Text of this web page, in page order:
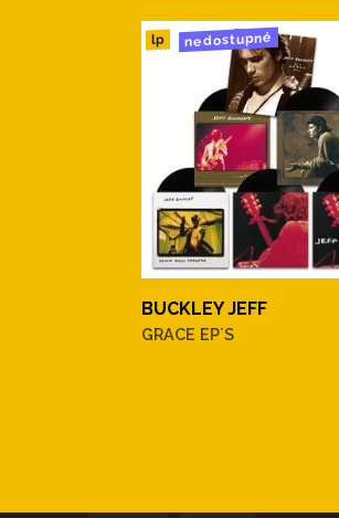
lp nedostupné
BUCKLEY JEFF
GRACE EP´S